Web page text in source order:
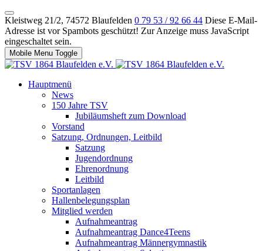
Kleistweg 21/2, 74572 Blaufelden 0 79 53 / 92 66 44 Diese E-Mail-
Adresse ist vor Spambots geschützt! Zur Anzeige muss JavaScript
eingeschaltet sein.
Mobile Menu Toggle
Hauptmenü
News
150 Jahre TSV
Jubiläumsheft zum Download
Vorstand
Satzung, Ordnungen, Leitbild
Satzung
Jugendordnung
Ehrenordnung
Leitbild
Sportanlagen
Hallenbelegungsplan
Mitglied werden
Aufnahmeantrag
Aufnahmeantrag Dance4Teens
Aufnahmeantrag Männergymnastik